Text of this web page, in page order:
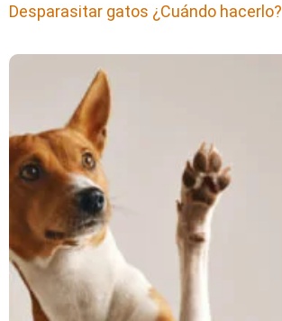
Desparasitar gatos ¿Cuándo hacerlo?